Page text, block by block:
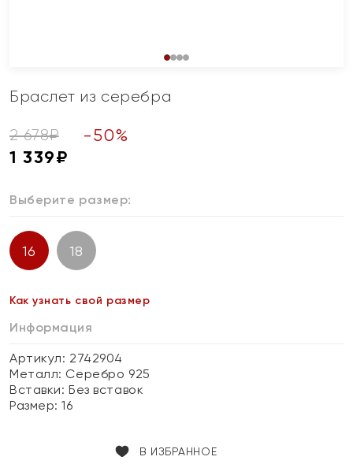
Браслет из серебра
2 678₽ -50%
1 339₽
Выберите размер:
16 18
Как узнать свой размер
Информация
Артикул: 2742904
Металл: Серебро 925
Вставки:Без вставок
Размер:16
В ИЗБРАННОЕ